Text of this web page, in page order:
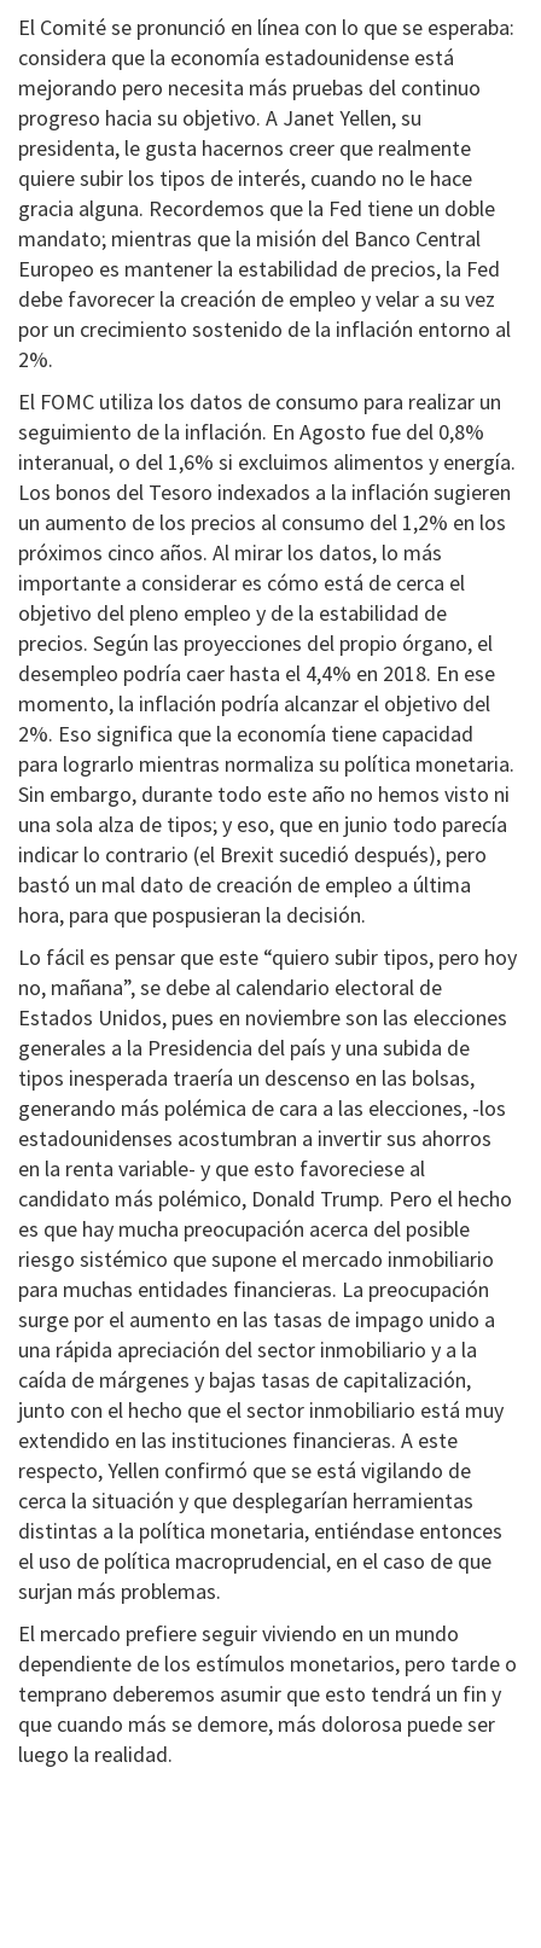
El Comité se pronunció en línea con lo que se esperaba:
considera que la economía estadounidense está
mejorando pero necesita más pruebas del continuo
progreso hacia su objetivo. A Janet Yellen, su
presidenta, le gusta hacernos creer que realmente
quiere subir los tipos de interés, cuando no le hace
gracia alguna. Recordemos que la Fed tiene un doble
mandato; mientras que la misión del Banco Central
Europeo es mantener la estabilidad de precios, la Fed
debe favorecer la creación de empleo y velar a su vez
por un crecimiento sostenido de la inflación entorno al
2%.
El FOMC utiliza los datos de consumo para realizar un
seguimiento de la inflación. En Agosto fue del 0,8%
interanual, o del 1,6% si excluimos alimentos y energía.
Los bonos del Tesoro indexados a la inflación sugieren
un aumento de los precios al consumo del 1,2% en los
próximos cinco años. Al mirar los datos, lo más
importante a considerar es cómo está de cerca el
objetivo del pleno empleo y de la estabilidad de
precios. Según las proyecciones del propio órgano, el
desempleo podría caer hasta el 4,4% en 2018. En ese
momento, la inflación podría alcanzar el objetivo del
2%. Eso significa que la economía tiene capacidad
para lograrlo mientras normaliza su política monetaria.
Sin embargo, durante todo este año no hemos visto ni
una sola alza de tipos; y eso, que en junio todo parecía
indicar lo contrario (el Brexit sucedió después), pero
bastó un mal dato de creación de empleo a última
hora, para que pospusieran la decisión.
Lo fácil es pensar que este “quiero subir tipos, pero hoy
no, mañana”, se debe al calendario electoral de
Estados Unidos, pues en noviembre son las elecciones
generales a la Presidencia del país y una subida de
tipos inesperada traería un descenso en las bolsas,
generando más polémica de cara a las elecciones, -los
estadounidenses acostumbran a invertir sus ahorros
en la renta variable- y que esto favoreciese al
candidato más polémico, Donald Trump. Pero el hecho
es que hay mucha preocupación acerca del posible
riesgo sistémico que supone el mercado inmobiliario
para muchas entidades financieras. La preocupación
surge por el aumento en las tasas de impago unido a
una rápida apreciación del sector inmobiliario y a la
caída de márgenes y bajas tasas de capitalización,
junto con el hecho que el sector inmobiliario está muy
extendido en las instituciones financieras. A este
respecto, Yellen confirmó que se está vigilando de
cerca la situación y que desplegarían herramientas
distintas a la política monetaria, entiéndase entonces
el uso de política macroprudencial, en el caso de que
surjan más problemas.
El mercado prefiere seguir viviendo en un mundo
dependiente de los estímulos monetarios, pero tarde o
temprano deberemos asumir que esto tendrá un fin y
que cuando más se demore, más dolorosa puede ser
luego la realidad.